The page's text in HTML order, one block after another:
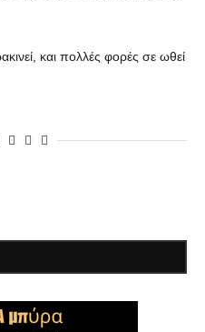
και πολλές φορές σε ωθεί